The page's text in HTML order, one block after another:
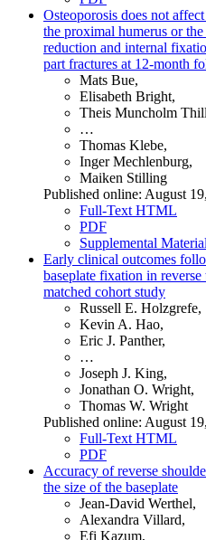
Osteoporosis does not
the proximal humerus or
reduction and internal
part fractures at 12-month
Mats Bue,
Elisabeth Bright,
Theis Muncholm
…
Thomas Klebe,
Inger Mechlenburg,
Maiken Stilling
Published online: August
Full-Text HTML
PDF
Supplemental
Early clinical outcomes
baseplate fixation in
matched cohort study
Russell E. Holzgrefe,
Kevin A. Hao,
Eric J. Panther,
…
Joseph J. King,
Jonathan O. Wright,
Thomas W. Wright
Published online: August
Full-Text HTML
PDF
Accuracy of reverse
the size of the baseplate
Jean-David Werthel,
Alexandra Villard,
Efi Kazum,